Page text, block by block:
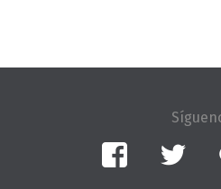
Facebook